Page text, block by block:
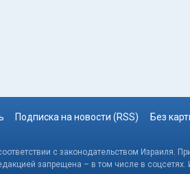
Подписка на новости (RSS) Без
с законодательством Израиля.
запрещена – в том числе в